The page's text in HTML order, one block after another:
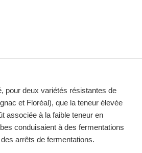
pour deux variétés résistantes de
et Floréal), que la teneur élevée
associée à la faible teneur en
conduisaient à des fermentations
arrêts de fermentations.